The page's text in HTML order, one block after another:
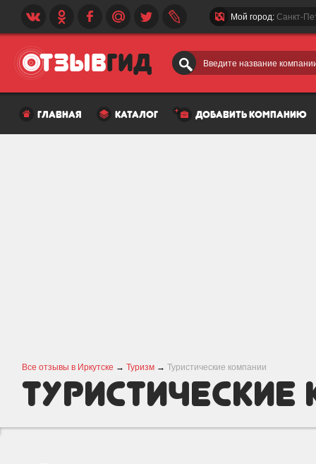
Введите название
Мой город: Санкт-
главная каталог добавить компанию
Все отзывы в Иркутске → Туризм → Туристические компании